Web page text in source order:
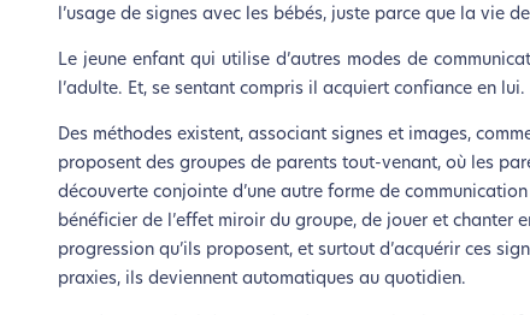
l’usage de signes avec les bébés, juste parce que la vie
Le jeune enfant qui utilise d’autres modes de
l’adulte. Et, se sentant compris il acquiert confiance en
Des méthodes existent, associant signes et images,
proposent des groupes de parents tout-venant, où les
découverte conjointe d’une autre forme de
bénéficier de l’effet miroir du groupe, de jouer et chanter
progression qu’ils proposent, et surtout d’acquérir ces
praxies, ils deviennent automatiques au quotidien.